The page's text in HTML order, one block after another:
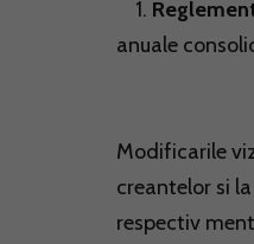
1.
anuale
Modificarile
creantelor si
respectiv